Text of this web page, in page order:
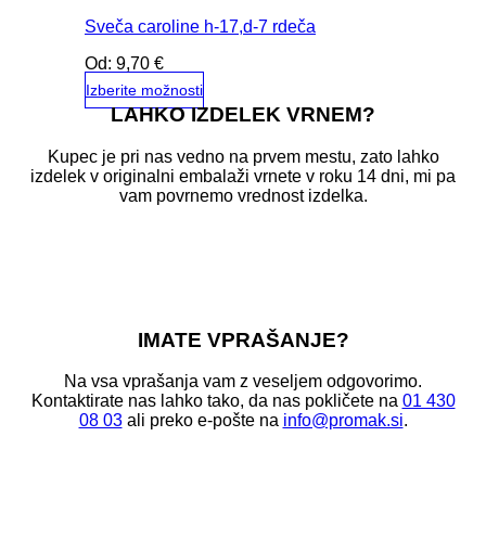
Sveča caroline h-17,d-7 rdeča
Od: 9,70 €
Izberite možnosti
Ta
ima
več
različic.
LAHKO IZDELEK VRNEM?
Kupec je pri nas vedno na prvem mestu, zato lahko
izdelek v originalni embalaži vrnete v roku 14 dni, mi pa
vam povrnemo vrednost izdelka.
IMATE VPRAŠANJE?
Na vsa vprašanja vam z veseljem odgovorimo.
Kontaktirate nas lahko tako, da nas pokličete na 01 430
08 03ali preko e-pošte na info@promak.si.